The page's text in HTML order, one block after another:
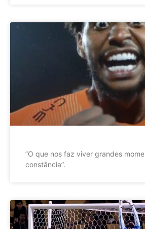
”O que nos faz viver grandes
constância”.